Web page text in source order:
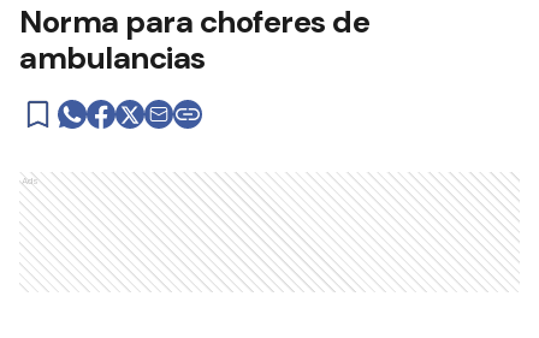
Norma para choferes de
ambulancias
Ads